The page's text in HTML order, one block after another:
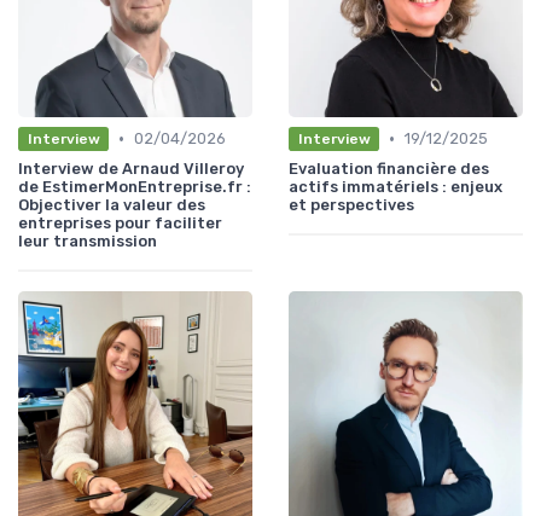
Interview • 02/04/2026
Interview de Arnaud Villeroy
de EstimerMonEntreprise.fr :
Objectiver la valeur des
entreprises pour faciliter
leur transmission
Interview • 19/12/2025
Evaluation financière des
actifs immatériels : enjeux
et perspectives